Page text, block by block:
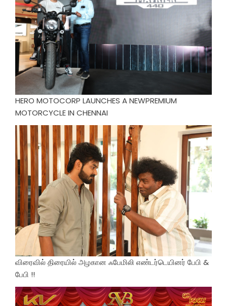
HERO MOTOCORP LAUNCHES A NEWPREMIUM
MOTORCYCLE IN CHENNAI
விரைவில் திரையில் அழகான ஃபேமிலி எண்டர்டெயினர் பேபி &
பேபி !!